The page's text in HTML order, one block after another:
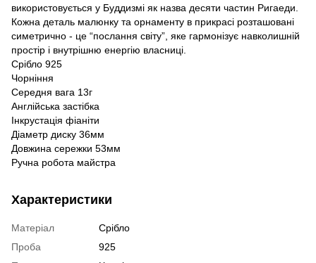
використовується у Буддизмі як назва десяти частин Ригаеди.
Кожна деталь малюнку та орнаменту в прикрасі розташовані
симетрично - це “послання світу”, яке гармонізує навколишній
простір і внутрішню енергію власниці.
Срібло 925
Чорніння
Середня вага 13г
Англійська застібка
Інкрустація фіаніти
Діаметр диску 36мм
Довжина сережки 53мм
Ручна робота майстра
Характеристики
Матеріал
Срібло
Проба
925